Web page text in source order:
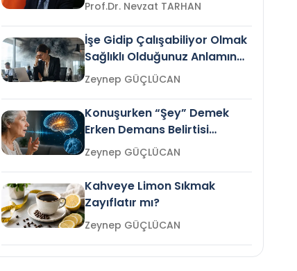
Prof.Dr. Nevzat TARHAN
İşe Gidip Çalışabiliyor Olmak
Sağlıklı Olduğunuz Anlamına
Gelir mi?Zeynep GÜÇLÜCAN
Konuşurken “Şey” Demek
Erken Demans Belirtisi
Olabilir mi?Zeynep GÜÇLÜCAN
Kahveye Limon Sıkmak
Zayıflatır mı?
Zeynep GÜÇLÜCAN